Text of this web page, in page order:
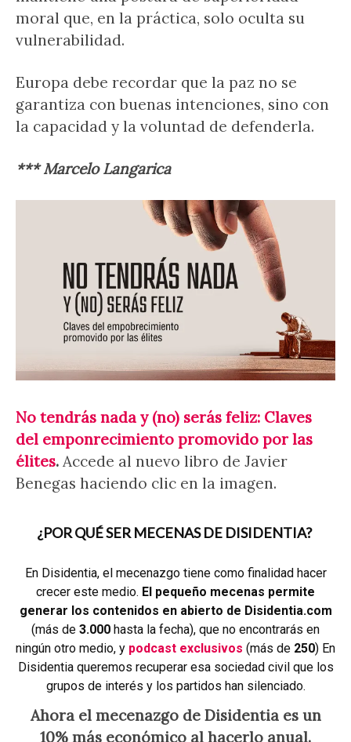
moral que, en la práctica, solo oculta su
vulnerabilidad.
Europa debe recordar que la paz no se
garantiza con buenas intenciones, sino con
la capacidad y la voluntad de defenderla.
*** Marcelo Langarica
No tendrás nada y (no) serás feliz: Claves
del emponrecimiento promovido por las
élites. Accede al nuevo libro de Javier
Benegas haciendo clic en la imagen.
¿POR QUÉ SER MECENAS DE DISIDENTIA?
En Disidentia, el mecenazgo tiene como finalidad hacer
crecer este medio. El pequeño mecenas permite
generar los contenidos en abierto de Disidentia.com
(más de 3.000 hasta la fecha), que no encontrarás en
ningún otro medio, y podcast exclusivos (más de 250) En
Disidentia queremos recuperar esa sociedad civil que los
grupos de interés y los partidos han silenciado.
Ahora el mecenazgo de Disidentia es un
10% más económico al hacerlo anual.